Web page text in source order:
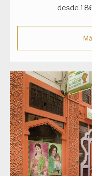
desde